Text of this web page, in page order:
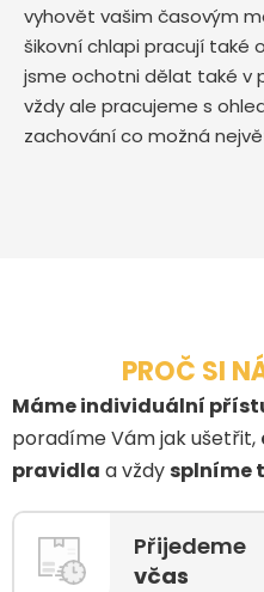
vyhovět vašim časovým
šikovní chlapi pracují také
jsme ochotni dělat také v
vždy ale pracujeme s
zachování co možná
PROČ SI
Máme individuální
poradíme Vám jak ušetřit,
pravidla a vždy splníme
Přijedeme
včas